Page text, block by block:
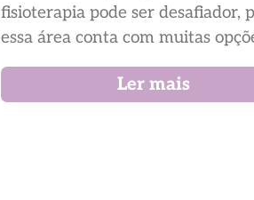
fisioterapia pode ser desafiador,
essa área conta com muitas
Ler mais